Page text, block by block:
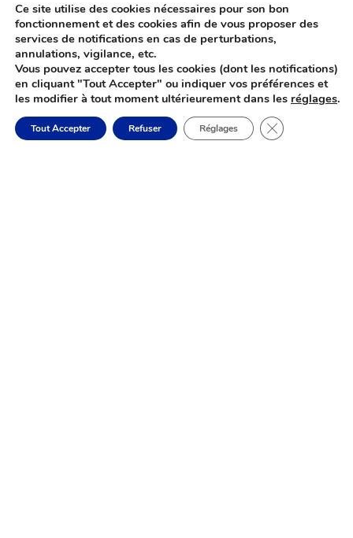
Ce site utilise des cookies nécessaires pour son bon
fonctionnement et des cookies afin de vous proposer des
services de notifications en cas de perturbations,
annulations, vigilance, etc.
Vous pouvez accepter tous les cookies (dont les notifications)
en cliquant "Tout Accepter" ou indiquer vos préférences et
les modifier à tout moment ultérieurement dans les réglages.
Tout Accepter Refuser Réglages Fermer la